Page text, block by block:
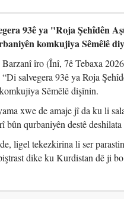
93ê ya "Roja Şehîdên
komkujiya Sêmêlê
îro (Înî, 7ê Tebaxa
salvegera 93ê ya Roja
Sêmêlê dişînin.
xwe de amaje jî da ku li
qurbaniyên destê
ligel tekezkirina li ser
dike ku Kurdistan dê ji